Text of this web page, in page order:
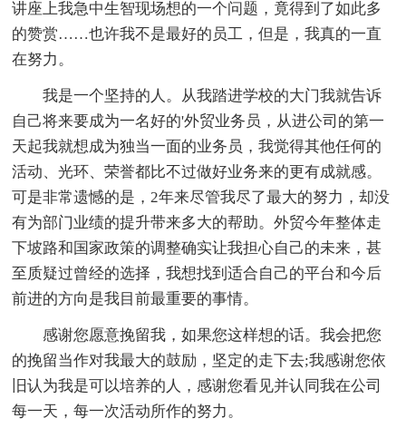
讲座上我急中生智现场想的一个问题，竟得到了如此多
的赞赏……也许我不是最好的员工，但是，我真的一直
在努力。
我是一个坚持的人。从我踏进学校的大门我就告诉
自己将来要成为一名好的'外贸业务员，从进公司的第一
天起我就想成为独当一面的业务员，我觉得其他任何的
活动、光环、荣誉都比不过做好业务来的更有成就感。
可是非常遗憾的是，2年来尽管我尽了最大的努力，却没
有为部门业绩的提升带来多大的帮助。外贸今年整体走
下坡路和国家政策的调整确实让我担心自己的未来，甚
至质疑过曾经的选择，我想找到适合自己的平台和今后
前进的方向是我目前最重要的事情。
感谢您愿意挽留我，如果您这样想的话。我会把您
的挽留当作对我最大的鼓励，坚定的走下去;我感谢您依
旧认为我是可以培养的人，感谢您看见并认同我在公司
每一天，每一次活动所作的努力。